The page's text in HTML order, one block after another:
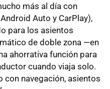
más al día con
Auto y CarPlay),
para los asientos
de doble zona —en
ahorrativa función para
cuando viaja solo.
con navegación, asientos